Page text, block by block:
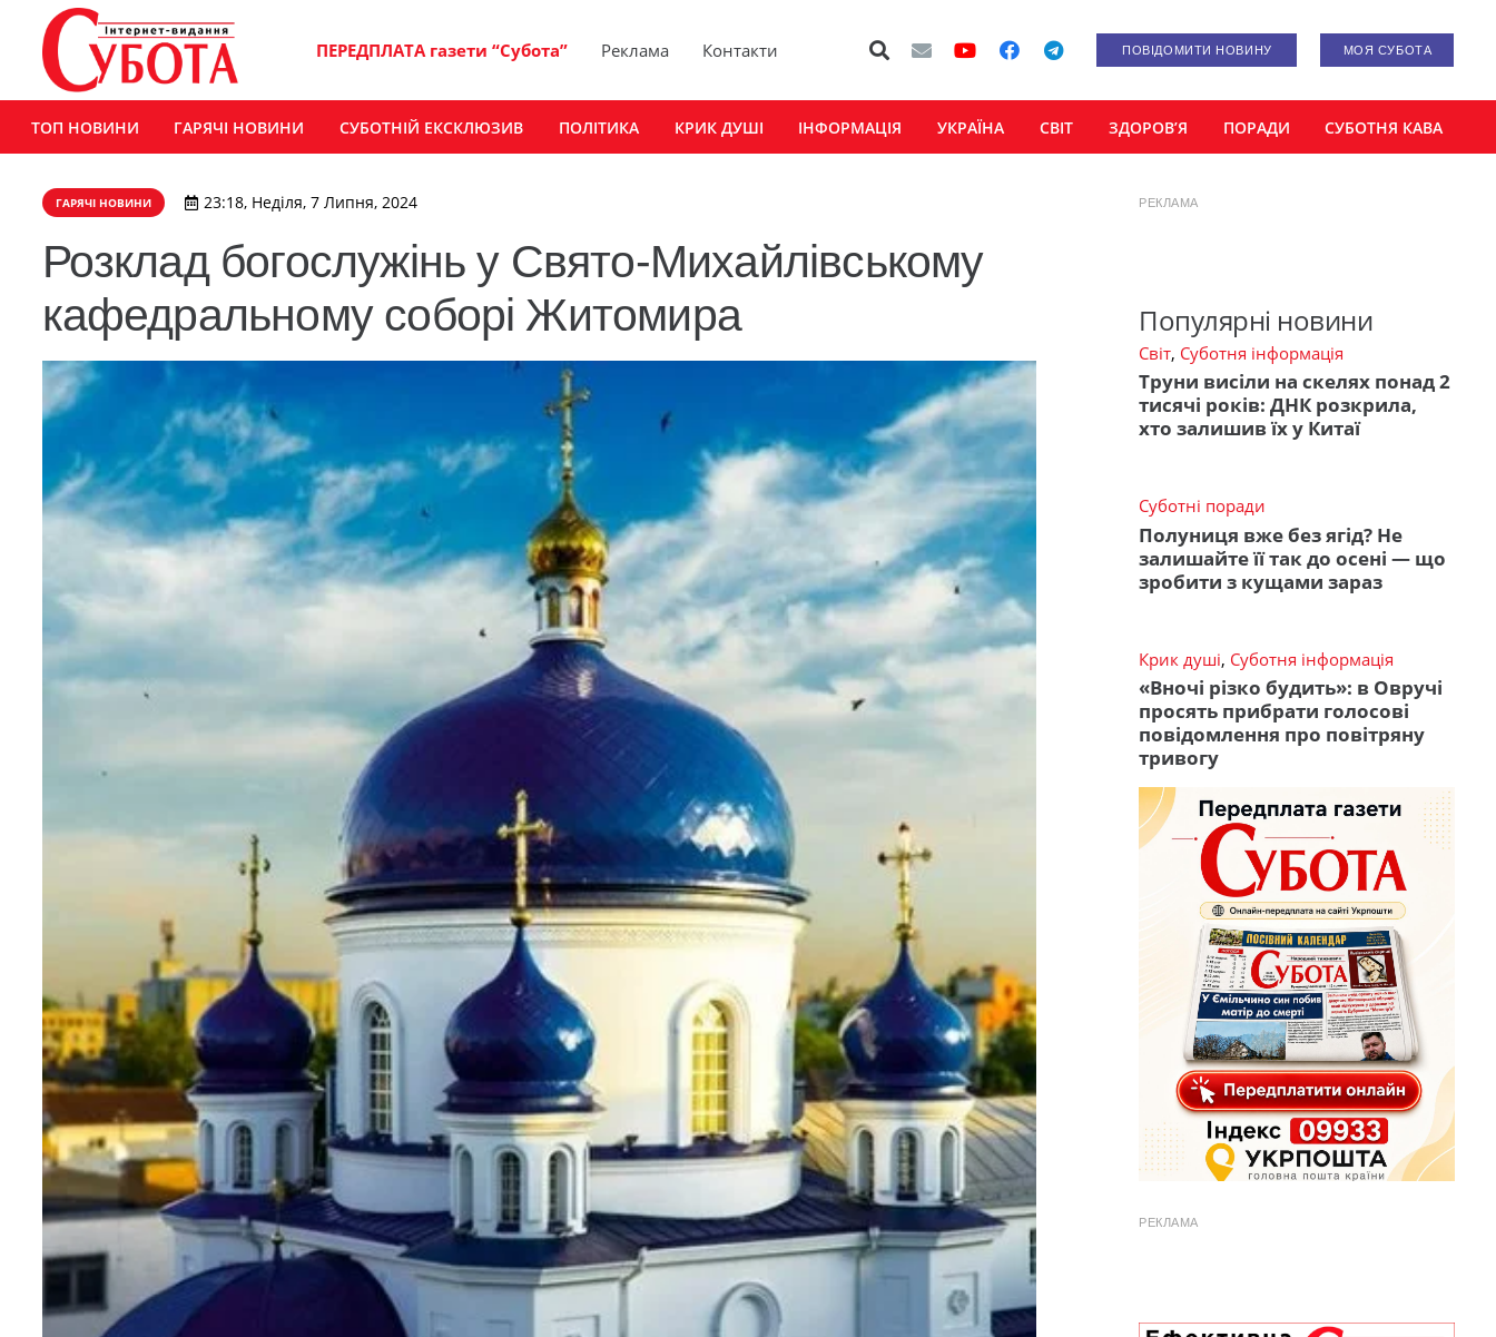
ПЕРЕДПЛАТА газети “Субота” Реклама Контакти ПОВІДОМИТИ НОВИНУ МОЯ СУБОТА
ТОП НОВИНИ ГАРЯЧІ НОВИНИ СУБОТНІЙ ЕКСКЛЮЗИВ ПОЛІТИКА КРИК ДУШІ ІНФОРМАЦІЯ УКРАЇНА СВІТ ЗДОРОВ’Я ПОРАДИ СУБОТНЯ КАВА
ГАРЯЧІ НОВИНИ 23:18, Неділя, 7 Липня, 2024
Розклад богослужінь у Свято-Михайлівському
кафедральному соборі Житомира
РЕКЛАМА
Популярні новини
Світ, Суботня інформація
Труни висіли на скелях понад 2
тисячі років: ДНК розкрила,
хто залишив їх у Китаї
Суботні поради
Полуниця вже без ягід? Не
залишайте її так до осені — що
зробити з кущами зараз
Крик душі, Суботня інформація
«Вночі різко будить»: в Овручі
просять прибрати голосові
повідомлення про повітряну
тривогу
РЕКЛАМА